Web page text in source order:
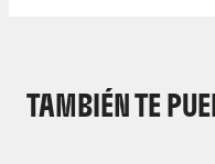
TAMBIÉN TE